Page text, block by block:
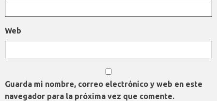
Web
Guarda mi nombre, correo electrónico y web en este
navegador para la próxima vez que comente.